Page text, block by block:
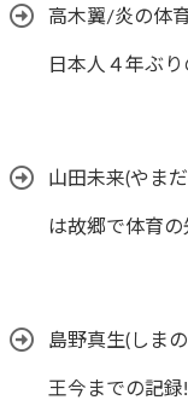
高木翼/炎の体
日本人４年ぶ
山田未来(やま
は故郷で体育の
島野真生(しま
王今までの記録!